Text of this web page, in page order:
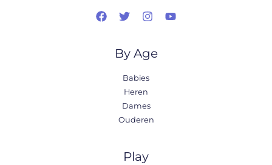
By Age
Babies
Heren
Dames
Ouderen
Play